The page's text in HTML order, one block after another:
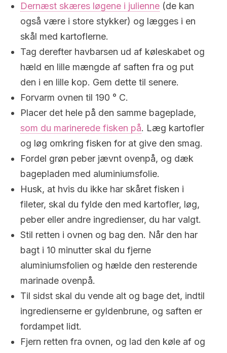
Dernæst skæres løgene i julienne (de kan
også være i store stykker) og lægges i en
skål med kartoflerne.
Tag derefter havbarsen ud af køleskabet og
hæld en lille mængde af saften fra og put
den i en lille kop. Gem dette til senere.
Forvarm ovnen til 190 ° C.
Placer det hele på den samme bageplade,
som du marinerede fisken på. Læg kartofler
og løg omkring fisken for at give den smag.
Fordel grøn peber jævnt ovenpå, og dæk
bagepladen med aluminiumsfolie.
Husk, at hvis du ikke har skåret fisken i
fileter, skal du fylde den med kartofler, løg,
peber eller andre ingredienser, du har valgt.
Stil retten i ovnen og bag den. Når den har
bagt i 10 minutter skal du fjerne
aluminiumsfolien og hælde den resterende
marinade ovenpå.
Til sidst skal du vende alt og bage det, indtil
ingredienserne er gyldenbrune, og saften er
fordampet lidt.
Fjern retten fra ovnen, og lad den køle af og